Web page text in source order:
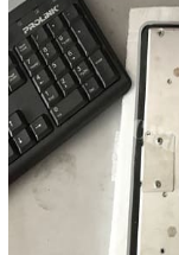
Liên hệ
Đóng
TRÊN MẠNG XÃ HỘI
Facebook